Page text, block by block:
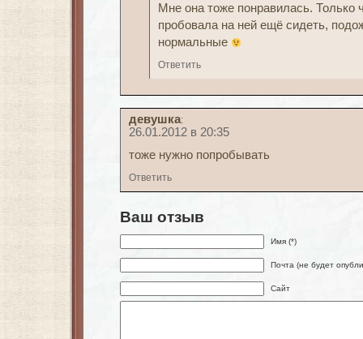
Мне она тоже понравилась. Только
пробовала на ней ещё сидеть,
нормальные
Ответить
девушка:
26.01.2012 в 20:35
тоже нужно попробывать
Ответить
Ваш отзыв
Имя (*)
Почта (не будет
Сайт